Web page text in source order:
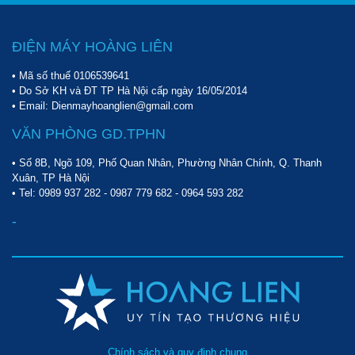
ĐIỆN MÁY HOÀNG LIÊN
• Mã số thuế 0106539641
• Do Sở KH và ĐT TP Hà Nội cấp ngày 16/05/2014
• Email: Dienmayhoanglien@gmail.com
VĂN PHÒNG GD.TPHN
• Số 8B, Ngõ 109, Phố Quan Nhân, Phường Nhân Chính, Q. Thanh
Xuân, TP Hà Nội
• Tel: 0989 937 282 - 0987 779 682 - 0964 593 282
-
Chính sách và quy định chung